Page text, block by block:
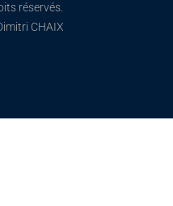
réservés.
CHAIX